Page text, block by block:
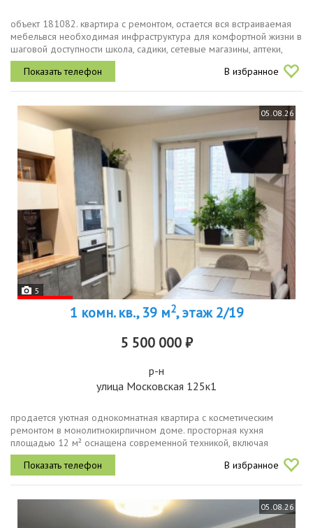
объект 181082. квартира с ремонтом, остается вся встраиваемая
мебельвся необходимая инфраструктура для комфортной жизни в
шаговой доступности школа, садики, сетевые магазины, аптеки,
остановкадо парка галицкого 10 минут до чёрного моря 3 часа...
В избранное
05.08.26
5
1 комн. кв., 39 м2, этаж 2/19
5 500 000 ₽
р-н
улица Московская 125к1
продается уютная однокомнатная квартира с косметическим
ремонтом в монолитнокирпичном доме. просторная кухня
площадью 12 м² оснащена современной техникой, включая
кондиционер. из окон открывается вид на улицу, что обеспечивает
хорошее естественное...
В избранное
05.08.26